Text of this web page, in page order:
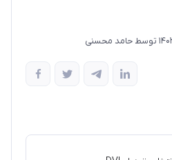
توسط حامد محسنی